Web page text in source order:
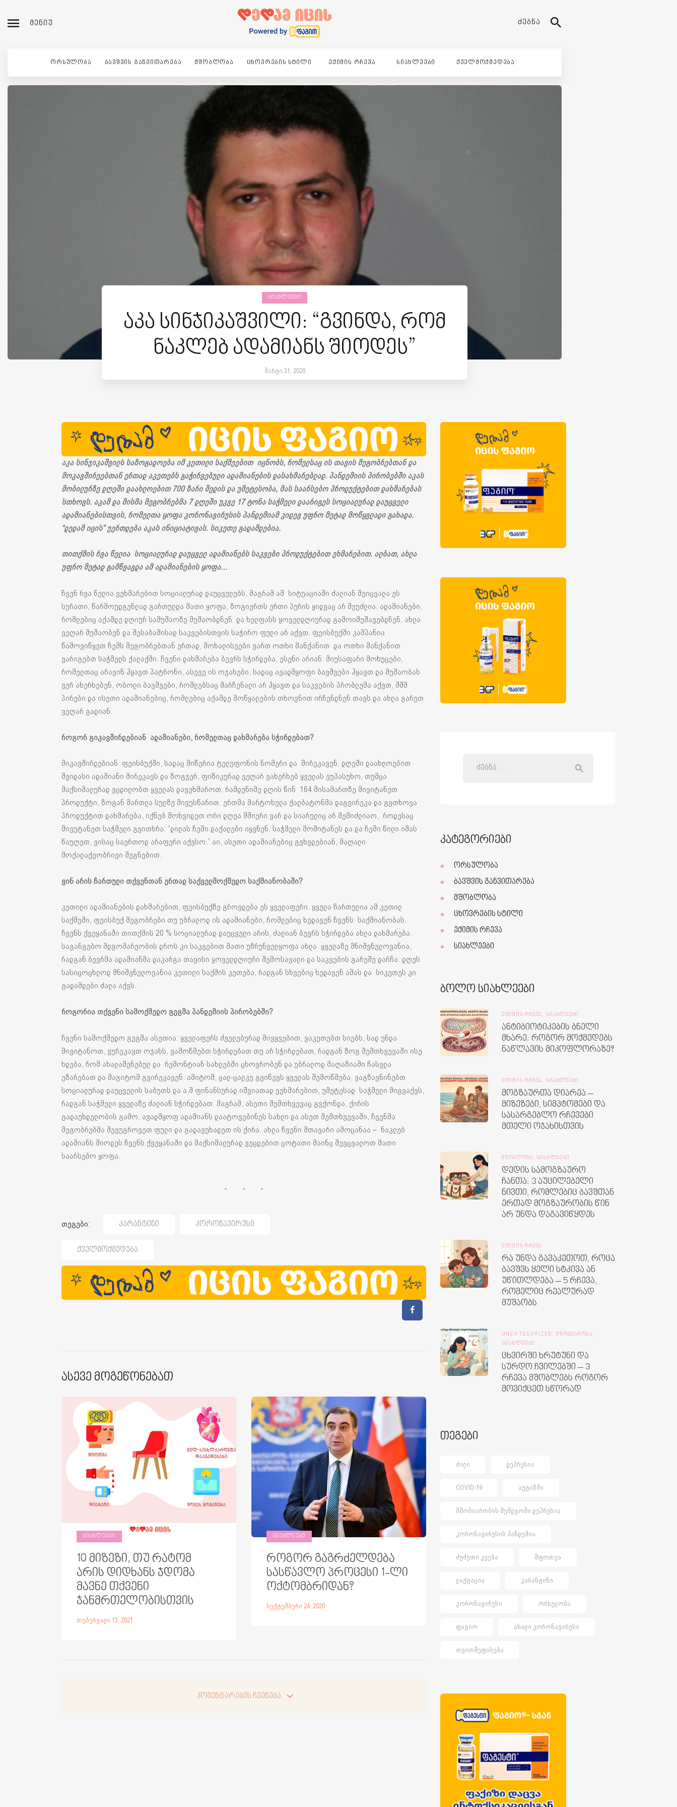
ᲛᲔᲜᲘᲣ ᲫᲔᲑᲜᲐ
ᲝᲠᲡᲣᲚᲝᲑᲐ ᲑᲐᲕᲨᲕᲘᲡ ᲒᲐᲜᲕᲘᲗᲐᲠᲔᲑᲐ ᲛᲨᲝᲑᲚᲝᲑᲐ ᲪᲮᲝᲕᲠᲔᲑᲘᲡ ᲡᲢᲘᲚᲘ ᲔᲥᲘᲛᲘᲡ ᲠᲩᲔᲕᲐ ᲡᲘᲐᲮᲚᲔᲔᲑᲘ ᲥᲕᲔᲚᲛᲝᲥᲛᲔᲓᲔᲑᲐ
ᲡᲘᲐᲮᲚᲔᲔᲑᲘ
აკა სინჯიკაშვილი: “გვინდა, რომ
ნაკლებ ადამიანს შიოდეს”
მარტი 31, 2020
აკა სინჯიკაშვილს საზოგადოება იმ კეთილი საქმეებით იცნობს, რომელსაც ის თავის მეგობრებთან და
მოკავშირეებთან ერთად აკეთებს გაჭირვებული ადამიანების დასახმარებლად. პანდემიის პირობებში აკას
მობილურზე დღეში დაახლოებით 700 ზარი შედის და უმეტესობა, მას საარსებო პროდუქტებით დახმარებას
სთხოვს. აკამ და მისმა მეგობრებმა 7 დღეში უკვე 17 ტონა საჭმელი დაარიგეს სოციალურად დაუცველი
ადამიანებისთვის, რომელთა ყოფა კორონავირუსის პანდემიამ კიდევ უფრო მეტად მოწყვლადი გახადა.
“დედამ იცის” უერთდება აკას ინიციატივას. სიკეთე გადამდებია.
თითქმის რვა წელია სოციალურად დაუცველ ადამიანებს საკვები პროდუქტებით ეხმარებით. ალბათ, ახლა
უფრო მეტად გამწვავდა ამ ადამიანების ყოფა…
ჩვენ რვა წელია ვეხმარებით სოციალურად დაუცველებს, მაგრამ ამ სიტუაციაში ძალიან შეიცვალა ეს
სურათი, წარმოუდგენლად გართულდა მათი ყოფა, ზოგიერთს ერთი პურის ყიდვაც არ შეუძლია. ადამიანები,
რომლებიც აქამდე დღიურ სამუშაოზე მუშაობდნენ და ხელფასს ყოველდღიურად გამოიმუშავებდნენ, ახლა
ვეღარ მუშაობენ და შესაბამისად საკვებისთვის საჭირო ფული არ აქვთ. ფეისბუქში კამპანია
წამოვიწყეთ ჩემს მეგობრებთან ერთად, მოხალისეები ვართ ოთხი მანქანით და ოთხი მანქანით
ვარიგებთ საჭმელს ქალაქში. ჩვენი დახმარება ბევრს სჭირდება, ესენი არიან: მიუსაფარი მოხუცები,
რომელთაც არავინ ჰყავთ პატრონი, ასევე ის ოჯახები, სადაც ავადმყოფი ბავშვები ჰყავთ და მუშაობას
ვერ ახერხებენ, ობოლი ბავშვები, რომლებსაც მარჩენალი არ ჰყავთ და საკვების პრობლემა აქვთ, შშმ
პირები და ისეთი ადამიანებიც, რომლებიც აქამდე მოწყალების თხოვნით ირჩენდნენ თავს და ახლა გარეთ
ვეღარ გადიან.
როგორ გიკავშირდებიან ადამიანები, რომელთაც დახმარება სჭირდებათ?
მიკავშირდებიან ფეისბუქში, სადაც მიწერია ტელეფონის ნომერი და მირეკავენ. დღეში დაახლოებით
შვიდასი ადამიანი მირეკავს და ზოგჯერ, ფიზიკურად ვეღარ ვახერხებ ყველას ვუპასუხო, თუმცა
მაქსიმალურად ვცდილობთ ყველას დავეხმაროთ. რამდენიმე დღის წინ 164 მისამართზე მივიტანეთ
პროდუქტი, ზოგან მართლა სულზე მივუსწარით. ერთმა მარტოხელა ქალბატონმა დაგვირეკა და გვთხოვა
პროდუქტით დახმარება, იქნებ მოხვიდეთ ორი დღეა მშიერი ვარ და სიარულიც არ შემიძლიაო, როდესაც
მივუტანეთ საჭმელი გვითხრა: “დილას ჩემი დაქალები იყვნენ, საჭმელი მომიტანეს და და ჩემი წილი იმას
წაუღეთ, ვისაც საერთოდ არაფერი აქვსო.” აი, ასეთი ადამიანებიც გვხვდებიან, მაღალი
მოქალაქეობრივი შეგნებით.
ვინ არის ჩართული თქვენთან ერთად საქველმოქმედო საქმიანობაში?
კეთილი ადამიანების დახმარებით, ფეისბუქზე გროვდება ეს ყველაფერი. ყველა ჩართულია ამ კეთილ
საქმეში, ფეისბუქ მეგობრები თუ უბრალოდ ის ადამიანები, რომლებიც ხედავენ ჩვენს საქმიანობას.
ჩვენს ქვეყანაში თითქმის 20 % სოციალურად დაუცველი არის, ძალიან ბევრს სჭირდება ახლა დახმარება.
საგანგებო მდგომარეობის დროს კი საკვებით მათი უზრუნველყოფა ახლა ყველაზე მნიშვნელოვანია,
რადგან ბევრმა ადამიანმა დაკარგა თავისი ყოველდღიური შემოსავალი და საკვების გარეშე დარჩა. დღეს
სასიცოცხლოდ მნიშვნელოვანია კეთილი საქმის კეთება, რადგან სხვებიც ხედავენ ამას და სიკეთეს კი
გადამდები ძალა აქვს.
როგორია თქვენი სამოქმედო გეგმა პანდემიის პირობებში?
ჩვენი სამოქმედო გეგმა ასეთია: ყველაფერს ძველებურად მივყვებით, ვაკეთებთ სიებს, სად უნდა
მივიტანოთ, ვურეკავთ ოჯახს, ვამოწმებთ სჭირდებათ თუ არ სჭირდებათ, რადგან ზოგ შემთხვევაში ისე
ხდება, რომ ახალაშენებულ და რემონტიან სახლებში ცხოვრობენ და უბრალოდ მაღაზიაში ჩასვლა
ეზარებათ და მაგიტომ გვირეკავენ. ამიტომ, ცალ-ცალკე გვიწევს ყველას შემოწმება, ვაგზავნინებთ
სოციალურად დაუცველის საბუთს და ა.შ ფინანსურად იშვიათად ვეხმარებით, უმეტესად საჭმელი მიგვაქვს,
რადგან საჭმელი ყველაზე ძალიან სჭირდებათ. მაგრამ, ასეთი შემთხვევაც გვქონდა, ქირის
გადაუხდელობის გამო, ავადმყოფ ადამიანს დაატოვებინეს სახლი და ასეთ შემთხვევაში, ჩვენმა
მეგობრებმა შევუგროვეთ ფული და გადავუხადეთ ის ქირა. ახლა ჩვენი მთავარი ამოცანაა – ნაკლებ
ადამიანს შიოდეს ჩვენს ქვეყანაში და მაქსიმალურად ვეცდებით ცოტათი მაინც შევცვალოთ მათი
საარსებო ყოფა.
თეგები: Კარანტინი Კორონავირუსი
Ქველმოქმედება
Ასევე Მოგეწონებათ
ᲡᲘᲐᲮᲚᲔᲔᲑᲘ
10 მიზეზი, თუ რატომ
არის დიდხანს ჯდომა
მავნე თქვენი
ჯანმრთელობისთვის
თებერვალი 13, 2021
ᲡᲘᲐᲮᲚᲔᲔᲑᲘ
როგორ გაგრძელდება
სასწავლო პროცესი 1-ლი
ოქტომბრიდან?
სექტემბერი 24, 2020
კომენტარების ჩვენება
კატეგორიები
ორსულობა
ბავშვის განვითარება
მშობლობა
ცხოვრების სტილი
ექიმის რჩევა
სიახლეები
ბოლო სიახლეები
ᲔᲥᲘᲛᲘᲡ ᲠᲩᲔᲕᲐ, ᲡᲘᲐᲮᲚᲔᲔᲑᲘ
ანტიბიოტიკების ბნელი
მხარე: როგორ მოქმედებს
ნაწლავის მიკოფლორაზე?
ᲔᲥᲘᲛᲘᲡ ᲠᲩᲔᲕᲐ, ᲡᲘᲐᲮᲚᲔᲔᲑᲘ
მოგზაურთა დიარეა –
მიზეზები, სიმპტომები და
სასარგებლო რჩევები
მთელი ოჯახისთვის
ᲛᲨᲝᲑᲚᲝᲑᲐ, ᲡᲘᲐᲮᲚᲔᲔᲑᲘ
დედის სამოგზაურო
ჩანთა: 3 აუცილებელი
ნივთი, რომლებიც ბავშთან
ერთად მოგზაურობის წინ
არ უნდა დაგავიწყდეს
ᲔᲥᲘᲛᲘᲡ ᲠᲩᲔᲕᲐ
რა უნდა გავაკეთოთ, როცა
ბავშვს ყელი სტკივა ან
უწითლდება – 5 რჩევა,
რომელიც რეალურად
მუშაობს
UNCATEGORIZED, ᲛᲨᲝᲑᲘᲐᲠᲝᲑᲐ,
ᲡᲘᲐᲮᲚᲔᲔᲑᲘ
ცხვირში ხრუტუნი და
სურდო ჩვილებში – 3
რჩევა მშობლებს როგორ
მოვიქცეთ სწორად
თეგები
ᲫᲘᲚᲘ ᲓᲔᲞᲠᲔᲡᲘᲐ
COVID-19 ᲐᲣᲢᲘᲖᲛᲘ
ᲛᲨᲝᲑᲘᲐᲠᲝᲑᲘᲡ ᲨᲔᲛᲓᲒᲝᲛᲘ ᲓᲔᲞᲠᲔᲡᲘᲐ
ᲙᲝᲠᲝᲜᲐᲕᲘᲠᲣᲡᲘᲡ ᲞᲐᲜᲓᲔᲛᲘᲐ
ᲫᲣᲫᲣᲗᲘ ᲙᲕᲔᲑᲐ ᲨᲤᲝᲗᲕᲐ
ᲚᲐᲥᲢᲐᲪᲘᲐ ᲙᲐᲠᲐᲜᲢᲘᲜᲘ
ᲙᲝᲠᲝᲜᲐᲕᲘᲠᲣᲡᲘ ᲝᲠᲡᲣᲚᲝᲑᲐ
ᲤᲐᲒᲘᲝ ᲐᲮᲐᲚᲘ ᲙᲝᲠᲝᲜᲐᲕᲘᲠᲣᲡᲘ
ᲗᲕᲘᲗᲨᲔᲤᲐᲡᲔᲑᲐ